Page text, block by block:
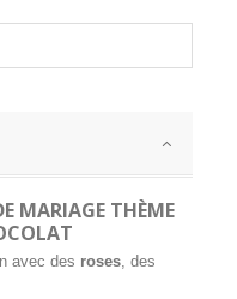
MARIAGE THÈME
avec des roses , des